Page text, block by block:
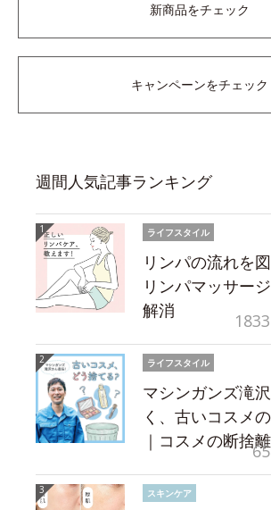
新商品をチェック
キャンペーンをチェック
週間人気記事ランキング
ライフスタイル
リンパの流れを
リンパマッサー
解消
ライフスタイル
マシンガンズ滝
く、古いコスメ
｜コスメの断捨
スキンケア